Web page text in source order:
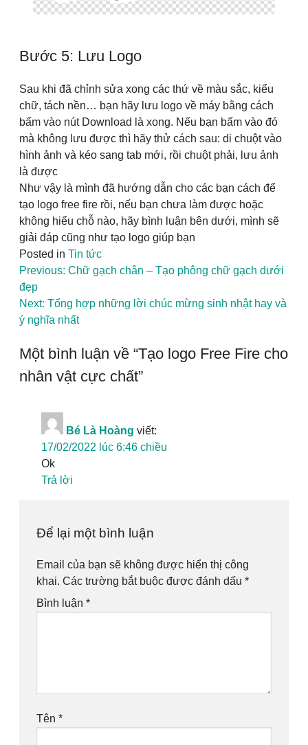
Bước 5: Lưu Logo
Sau khi đã chỉnh sửa xong các thứ về màu sắc, kiểu
chữ, tách nền… bạn hãy lưu logo về máy bằng cách
bấm vào nút Download là xong. Nếu bạn bấm vào đó
mà không lưu được thì hãy thử cách sau: di chuột vào
hình ảnh và kéo sang tab mới, rồi chuột phải, lưu ảnh
là được
Như vậy là mình đã hướng dẫn cho các bạn cách để
tạo logo free fire rồi, nếu bạn chưa làm được hoặc
không hiểu chỗ nào, hãy bình luận bên dưới, mình sẽ
giải đáp cũng như tạo logo giúp bạn
Posted in Tin tức
Điều
hướng
bài
Previous: Chữ gạch chân – Tạo phông chữ gạch dưới
đẹp
Next: Tổng hợp những lời chúc mừng sinh nhật hay và
ý nghĩa nhất
Một bình luận về “Tạo logo Free Fire cho
nhân vật cực chất”
Bé Là Hoàng viết:
17/02/2022 lúc 6:46 chiều
Ok
Trả lời
Để lại một bình luận
Email của bạn sẽ không được hiển thị công
khai. Các trường bắt buộc được đánh dấu *
Bình luận *
Tên *